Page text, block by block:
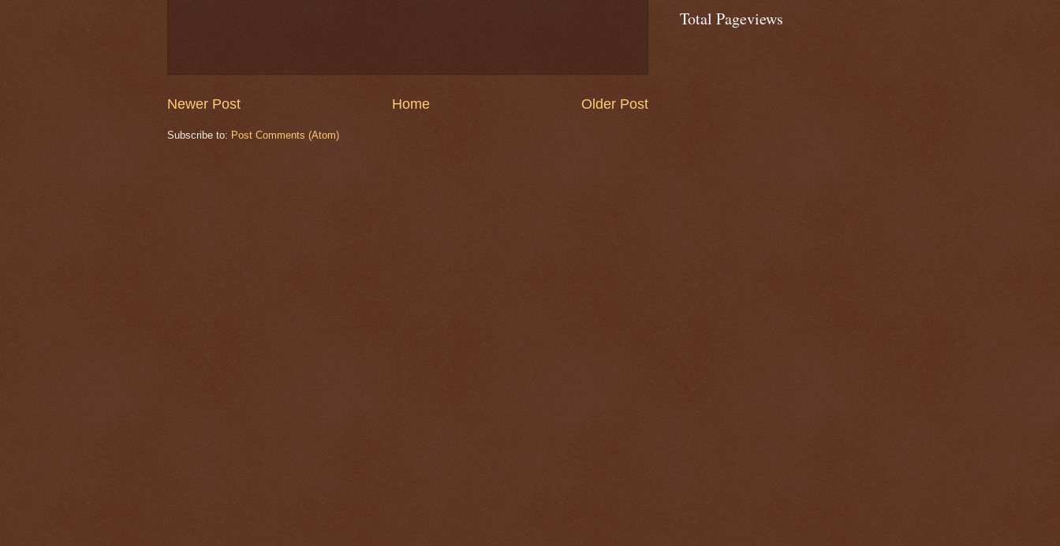
Newer Post Older Post
Home
Subscribe to: Post Comments (Atom)
Total Pageviews